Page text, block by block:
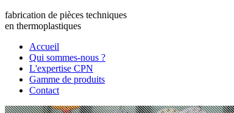
fabrication de pièces techniques
en thermoplastiques
Accueil
Qui sommes-nous ?
L'expertise CPN
Gamme de produits
Contact